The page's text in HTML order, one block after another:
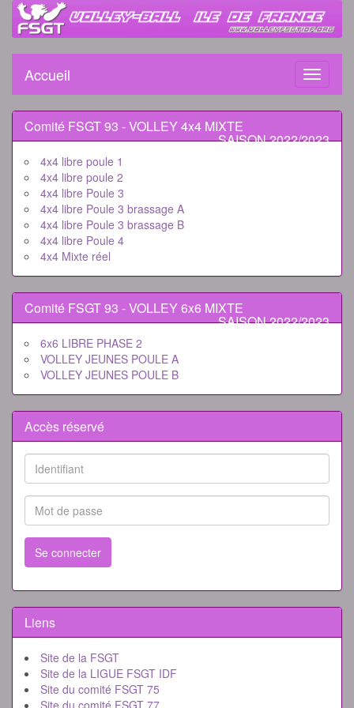
Toggle
Accueil
Comité FSGT 93 - VOLLEY 4x4 MIXTE
SAISON 2022/2023
4x4 libre poule 1
4x4 libre poule 2
4x4 libre Poule 3
4x4 libre Poule 3 brassage A
4x4 libre Poule 3 brassage B
4x4 libre Poule 4
4x4 Mixte réel
Comité FSGT 93 - VOLLEY 6x6 MIXTE
SAISON 2022/2023
6x6 LIBRE PHASE 2
VOLLEY JEUNES POULE A
VOLLEY JEUNES POULE B
Accès réservé
Se connecter
Liens
Site de la FSGT
Site de la LIGUE FSGT IDF
Site du comité FSGT 75